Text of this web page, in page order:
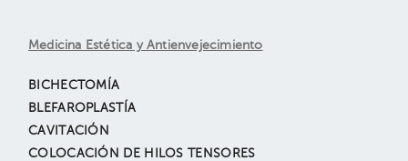
Medicina Estética y Antienvejecimiento
BICHECTOMÍA
BLEFAROPLASTÍA
CAVITACIÓN
COLOCACIÓN DE HILOS TENSORES